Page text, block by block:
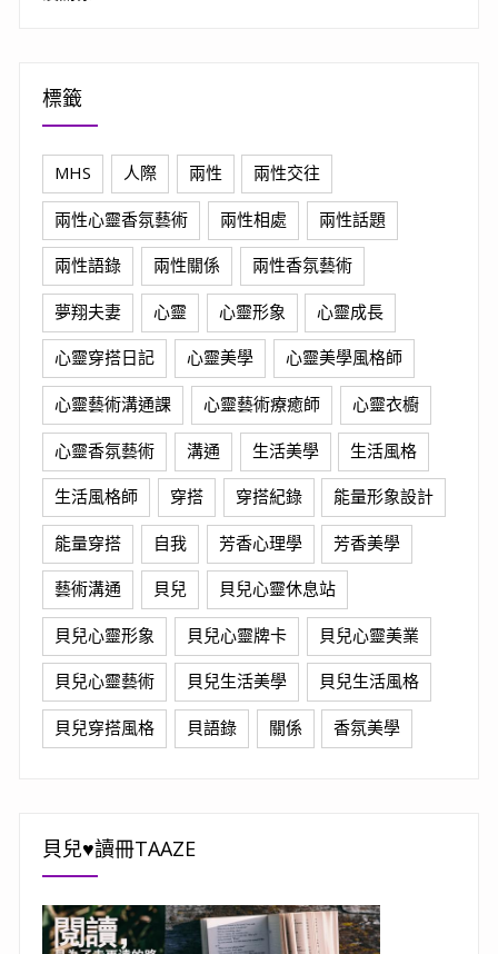
標籤
MHS 人際 兩性 兩性交往
兩性心靈香氛藝術 兩性相處 兩性話題
兩性語錄 兩性關係 兩性香氛藝術
夢翔夫妻 心靈 心靈形象 心靈成長
心靈穿搭日記 心靈美學 心靈美學風格師
心靈藝術溝通課 心靈藝術療癒師 心靈衣櫥
心靈香氛藝術 溝通 生活美學 生活風格
生活風格師 穿搭 穿搭紀錄 能量形象設計
能量穿搭 自我 芳香心理學 芳香美學
藝術溝通 貝兒 貝兒心靈休息站
貝兒心靈形象 貝兒心靈牌卡 貝兒心靈美業
貝兒心靈藝術 貝兒生活美學 貝兒生活風格
貝兒穿搭風格 貝語錄 關係 香氛美學
貝兒♥讀冊TAAZE